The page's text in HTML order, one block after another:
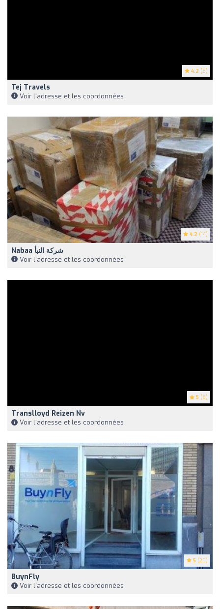
4.2 (5)
Tej Travels
Voir l'adresse et les coordonnées
4.2 (14)
Nabaa شركة النبأ
Voir l'adresse et les coordonnées
5 (8)
Translloyd Reizen Nv
Voir l'adresse et les coordonnées
5 (20)
BuynFly
Voir l'adresse et les coordonnées